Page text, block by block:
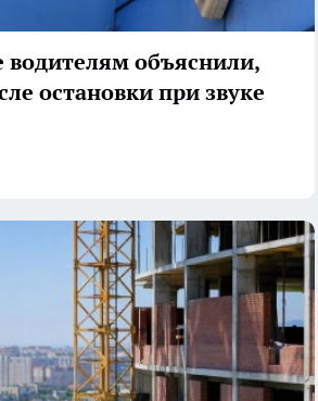
водителям объяснили,
остановки при звуке